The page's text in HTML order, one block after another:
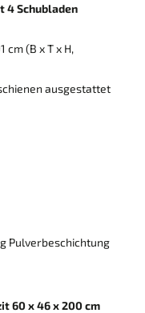
4 Schubladen
(B x T x H,
ausgestattet
Pulverbeschichtung
60 x 46 x 200 cm